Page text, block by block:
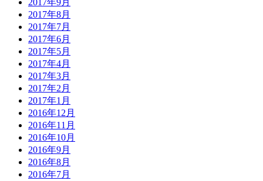
2017年9月
2017年8月
2017年7月
2017年6月
2017年5月
2017年4月
2017年3月
2017年2月
2017年1月
2016年12月
2016年11月
2016年10月
2016年9月
2016年8月
2016年7月